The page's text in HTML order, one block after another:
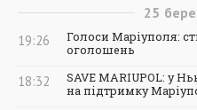
25
19:26
Голоси Маріуполя:
оголошень
18:32
SAVE MARIUPOL: у
на підтримку